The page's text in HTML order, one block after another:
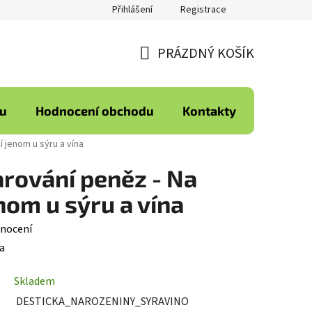
Přihlášení Registrace
KOŠÍK
PRÁZDNÝ KOŠÍK
Hodnocení obchodu Kontakty
u sýru a vína
peněz - Na
u sýru a vína
Skladem
DESTICKA_NAROZENINY_SYRAVINO